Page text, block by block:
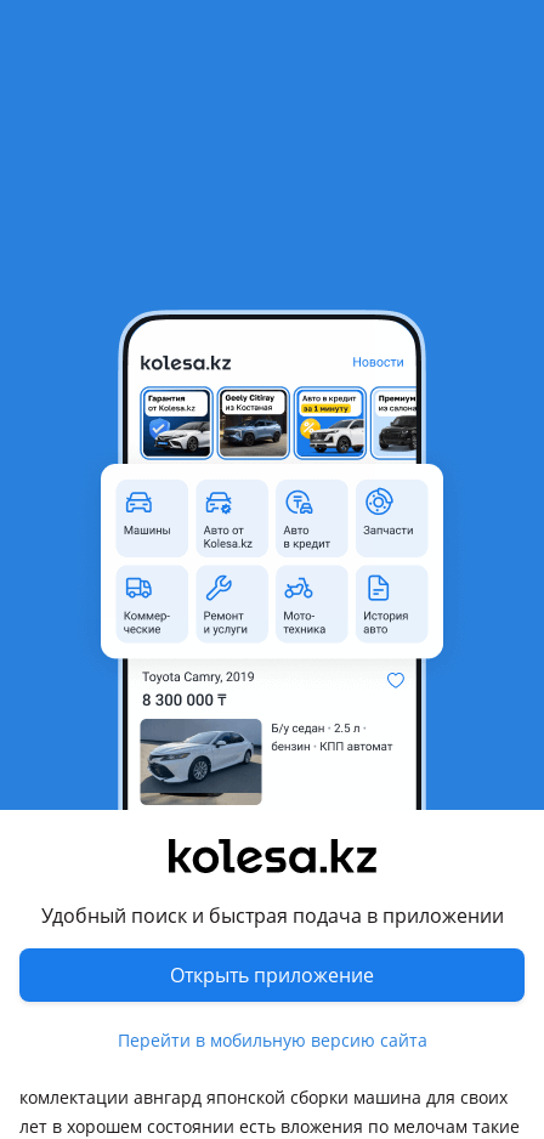
Удобный поиск и быстрая подача в приложении
Открыть приложение
Перейти в мобильную версию сайта
Mercedes-Benz E 430 1998 года
Объявление находится в архиве и может быть
Алматы, Алматинская
1995 - 1999 W210/S210
Седан
Объем двигателя, л
Коробка передач
Задний привод
Растаможен в Казахстане
Да
Комментарий продавца
В продаже мерс 210 Е320 по тех паспорту обьем 3.2 а по
комлектации авнгард японской сборки машина для своих
лет в хорошем состоянии есть вложения по мелочам такие